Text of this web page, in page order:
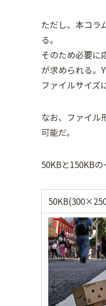
ただし、本コラ
る。
そのため必要に
が求められる。
ファイルサイズ
なお、ファイル
可能だ。
50KBと150KB